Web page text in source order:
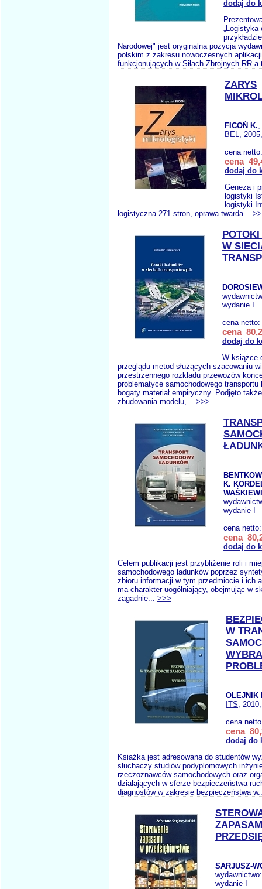
dodaj do
„Logistyka
Narodowej" jest oryginalną pozycją
polskim z zakresu nowoczesnych
funkcjonujących w Siłach Zbrojnych RR
ZARYS
FICOŃ K.,
BEL,
cena
cena
dodaj do
Geneza i
logistyki
logistyki
logistyczna 271 stron, oprawa twarda...
W
wydanie I
cena netto:
cena
dodaj do
W książce
przeglądu metod służących szacowaniu
przestrzennego rozkładu przewozów
problematyce samochodowego transportu
bogaty materiał empiryczny. Podjęto
zbudowania modelu,... >>>
K.
wydanie I
cena
cena
dodaj do
Celem publikacji jest przybliżenie roli i
samochodowego ładunków poprzez
zbioru informacji w tym przedmiocie i ich
ma charakter uogólniający, obejmując w
zagadnie... >>>
W
OLEJNIK
ITS,
cena
cena
dodaj do
Książka jest adresowana do studentów
słuchaczy studiów podyplomowych
rzeczoznawców samochodowych oraz
działających w sferze bezpieczeństwa
diagnostów w zakresie bezpieczeństwa
SARJUSZ-
wydanie I